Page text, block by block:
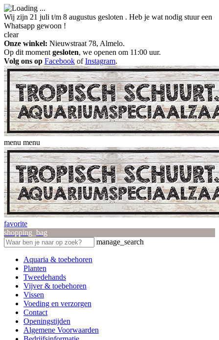
Wij zijn 21 juli t/m 8 augustus gesloten . Heb je wat nodig stuur een
Whatsapp gewoon !
clear
Onze winkel: Nieuwstraat 78, Almelo.
Op dit moment gesloten, we openen om 11:00 uur.
Volg ons op Facebook ofInstagram.
menu menu
favorite
shopping_bag
manage_search
Aquaria & toebehoren
Planten
Tweedehands
Vijver & toebehoren
Vissen
Voeding en verzorgen
Contact
Openingstijden
Algemene Voorwaarden